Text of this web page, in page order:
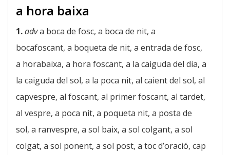
a hora baixa
1.adva boca de fosc, a boca de nit, a
bocafoscant, a boqueta de nit, a entrada de fosc,
a horabaixa, a hora foscant, a la caiguda del dia, a
la caiguda del sol, a la poca nit, al caient del sol, al
capvespre, al foscant, al primer foscant, al tardet,
al vespre, a poca nit, a poqueta nit, a posta de
sol, a ranvespre, a sol baix, a sol colgant, a sol
colgat, a sol ponent, a sol post, a toc d’oració, cap